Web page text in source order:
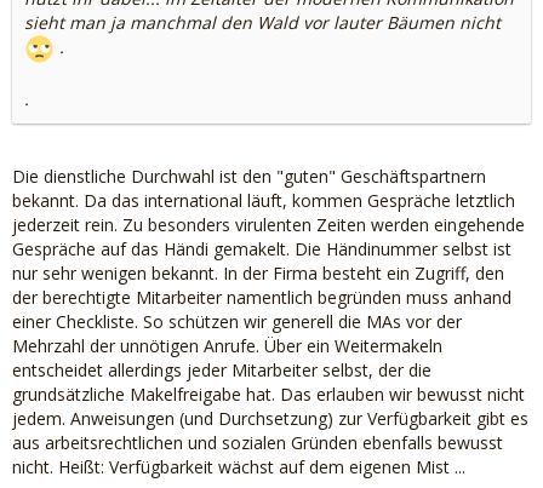
sieht man ja manchmal den Wald vor lauter Bäumen nicht
.
.
Die dienstliche Durchwahl ist den "guten" Geschäftspartnern
bekannt. Da das international läuft, kommen Gespräche letztlich
jederzeit rein. Zu besonders virulenten Zeiten werden eingehende
Gespräche auf das Händi gemakelt. Die Händinummer selbst ist
nur sehr wenigen bekannt. In der Firma besteht ein Zugriff, den
der berechtigte Mitarbeiter namentlich begründen muss anhand
einer Checkliste. So schützen wir generell die MAs vor der
Mehrzahl der unnötigen Anrufe. Über ein Weitermakeln
entscheidet allerdings jeder Mitarbeiter selbst, der die
grundsätzliche Makelfreigabe hat. Das erlauben wir bewusst nicht
jedem. Anweisungen (und Durchsetzung) zur Verfügbarkeit gibt es
aus arbeitsrechtlichen und sozialen Gründen ebenfalls bewusst
nicht. Heißt: Verfügbarkeit wächst auf dem eigenen Mist ...